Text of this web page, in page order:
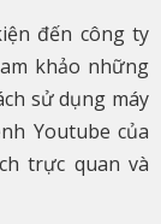
đến công ty
khảo những
sử dụng máy
Youtube của
trực quan và